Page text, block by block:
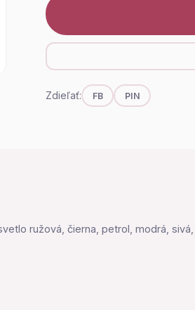
Zdieľať: FB PIN
ružová, čierna, petrol, modrá,